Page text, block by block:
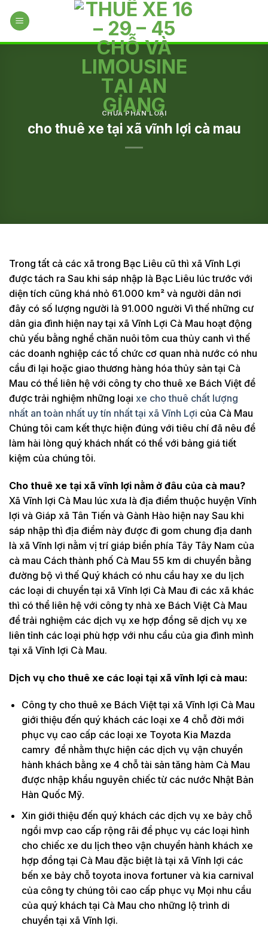
CHƯA PHÂN LOẠI
cho thuê xe tại xã vĩnh lợi cà mau
Trong tất cả các xã trong Bạc Liêu cũ thì xã Vĩnh Lợi
được tách ra Sau khi sáp nhập là Bạc Liêu lúc trước với
diện tích cũng khá nhỏ 61.000 km² và người dân nơi
đây có số lượng người là 91.000 người Vì thế những cư
dân gia đình hiện nay tại xã Vĩnh Lợi Cà Mau hoạt động
chủ yếu bằng nghề chăn nuôi tôm cua thủy canh vì thế
các doanh nghiệp các tổ chức cơ quan nhà nước có nhu
cầu đi lại hoặc giao thương hàng hóa thủy sản tại Cà
Mau có thể liên hệ với công ty cho thuê xe Bách Việt để
được trải nghiệm những loại xe cho thuê chất lượng
nhất an toàn nhất uy tín nhất tại xã Vĩnh Lợi của Cà Mau
Chúng tôi cam kết thực hiện đúng với tiêu chí đã nêu để
làm hài lòng quý khách nhất có thể với bảng giá tiết
kiệm của chúng tôi.
Cho thuê xe tại xã vĩnh lợi nằm ở đâu của cà mau?
Xã Vĩnh lợi Cà Mau lúc xưa là địa điểm thuộc huyện Vĩnh
lợi và Giáp xã Tân Tiến và Gành Hào hiện nay Sau khi
sáp nhập thì địa điểm này được đi gom chung địa danh
là xã Vĩnh lợi nằm vị trí giáp biển phía Tây Tây Nam của
cà mau Cách thành phố Cà Mau 55 km di chuyển bằng
đường bộ vì thế Quý khách có nhu cầu hay xe du lịch
các loại di chuyển tại xã Vĩnh lợi Cà Mau đi các xã khác
thì có thể liên hệ với công ty nhà xe Bách Việt Cà Mau
để trải nghiệm các dịch vụ xe hợp đồng sẽ dịch vụ xe
liên tỉnh các loại phù hợp với nhu cầu của gia đình mình
tại xã Vĩnh lợi Cà Mau.
Dịch vụ cho thuê xe các loại tại xã vĩnh lợi cà mau:
Công ty cho thuê xe Bách Việt tại xã Vĩnh lợi Cà Mau
giới thiệu đến quý khách các loại xe 4 chỗ đời mới
phục vụ cao cấp các loại xe Toyota Kia Mazda
camry để nhằm thực hiện các dịch vụ vận chuyển
hành khách bằng xe 4 chỗ tài sản tăng hàm Cà Mau
được nhập khẩu nguyên chiếc từ các nước Nhật Bản
Hàn Quốc Mỹ.
Xin giới thiệu đến quý khách các dịch vụ xe bảy chỗ
ngồi mvp cao cấp rộng rãi để phục vụ các loại hình
cho chiếc xe du lịch theo vận chuyển hành khách xe
hợp đồng tại Cà Mau đặc biệt là tại xã Vĩnh lợi các
bến xe bảy chỗ toyota inova fortuner và kia carnival
của công ty chúng tôi cao cấp phục vụ Mọi nhu cầu
của quý khách tại Cà Mau cho những lộ trình di
chuyển tại xã Vĩnh lợi.